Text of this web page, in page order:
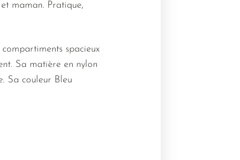
maman. Pratique,
spacieux
Sa matière en nylon
Sa couleur Bleu